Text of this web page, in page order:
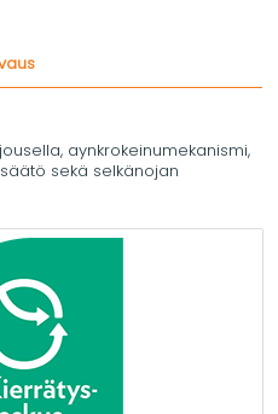
aynkrokeinumekanismi,
sekä selkänojan